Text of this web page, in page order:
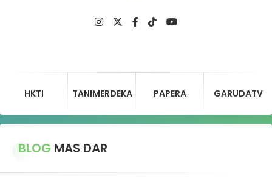
HKTI TANIMERDEKA PAPERA GARUDATV
BLOG MAS DAR